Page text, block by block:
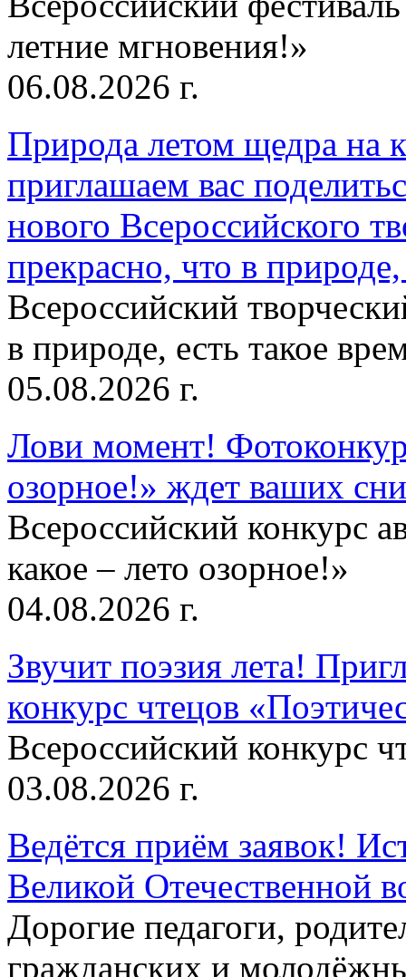
летние мгновения!»
06.08.2026 г.
Природа летом щедра на
приглашаем вас
нового Всероссийского
прекрасно, что в
Всероссийский
в природе, есть такое
05.08.2026 г.
Лови момент!
озорное!» ждет ваших
Всероссийский конкурс
какое – лето озорное!»
04.08.2026 г.
Звучит поэзия лета!
конкурс чтецов
Всероссийский конкурс
03.08.2026 г.
Ведётся приём заявок!
Великой Отечественной
Дорогие педагоги,
гражданских и